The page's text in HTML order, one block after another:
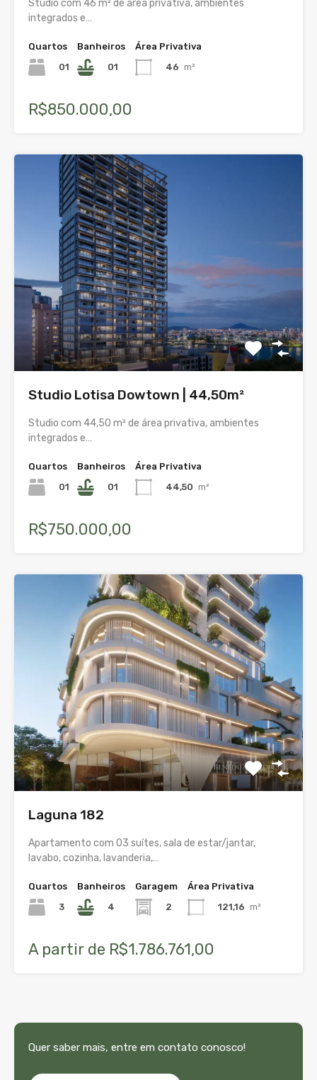
Studio com 46 m² de área privativa, ambientes
integrados e…
Quartos
01
Banheiros
01
Área Privativa
46 m²
R$850.000,00
Studio Lotisa Dowtown | 44,50m²
Studio com 44,50 m² de área privativa, ambientes
integrados e…
Quartos
01
Banheiros
01
Área Privativa
44,50 m²
R$750.000,00
Laguna 182
Apartamento com 03 suítes, sala de estar/jantar,
lavabo, cozinha, lavanderia,…
Quartos
3
Banheiros
4
Garagem
2
Área Privativa
121,16 m²
A partir de R$1.786.761,00
Quer saber mais, entre em contato conosco!